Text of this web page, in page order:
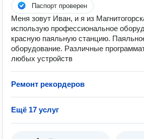
Паспорт проверен
Меня зовут Иван, и я из
использую профессиональное
красную паяльную станцию.
оборудование. Различные
любых устройств
Ремонт рекордеров
Ещё 17 услуг